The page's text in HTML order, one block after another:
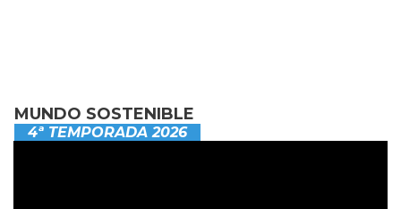
MUNDO SOSTENIBLE
4ª TEMPORADA 2026